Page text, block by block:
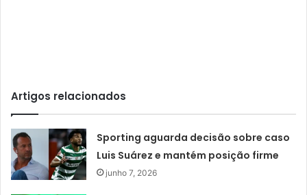
Artigos relacionados
Sporting aguarda decisão sobre caso
Luis Suárez e mantém posição firme
junho 7, 2026